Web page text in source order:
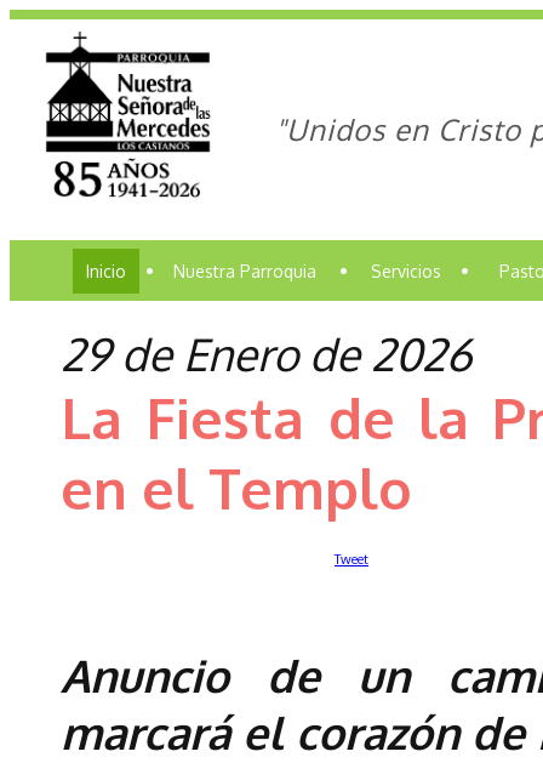
"Unidos en Cristo
Inicio • Nuestra Parroquia • Servicios •
29 de Enero de 2026
La Fiesta de la
en el Templo
Tweet
Anuncio de un
marcará el corazón de